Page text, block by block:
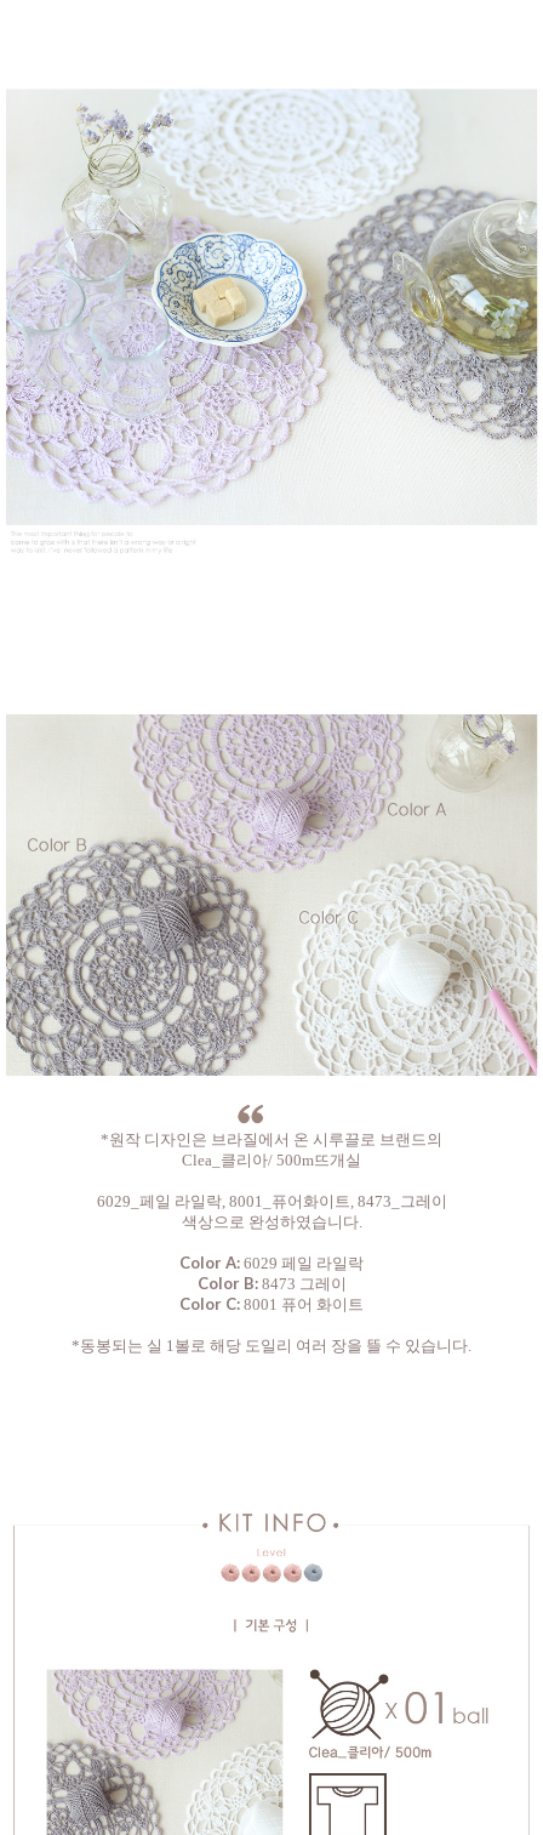
*원작 디자인은 브라질에서 온 시루끌로 브랜드의
Clea_클리아/ 500m뜨개실
6029_페일 라일락, 8001_퓨어화이트, 8473_그레이
색상으로 완성하였습니다.
Color A: 6029 페일 라일락
Color B:8473 그레이
Color C: 8001 퓨어 화이트
*동봉되는 실 1볼로 해당 도일리 여러 장을 뜰 수 있습니다.